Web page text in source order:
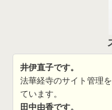
井伊直子です。
法華経寺のサイト管理
ています。
田中由香です。